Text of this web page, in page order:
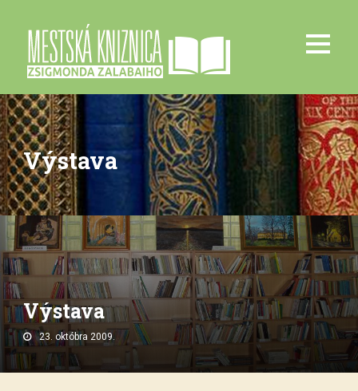
Výstava
Výstava
23. októbra 2009.